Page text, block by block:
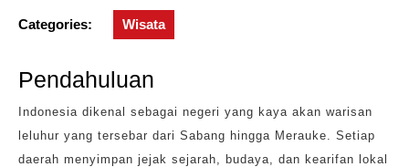
Categories: Wisata
Pendahuluan
Indonesia dikenal sebagai negeri yang kaya akan warisan
leluhur yang tersebar dari Sabang hingga Merauke. Setiap
daerah menyimpan jejak sejarah, budaya, dan kearifan lokal